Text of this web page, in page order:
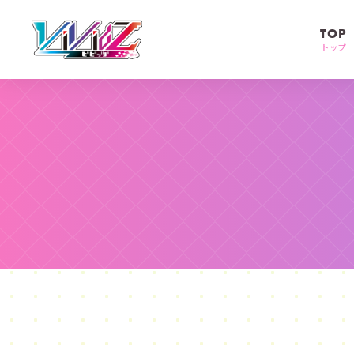
TOP
トップ